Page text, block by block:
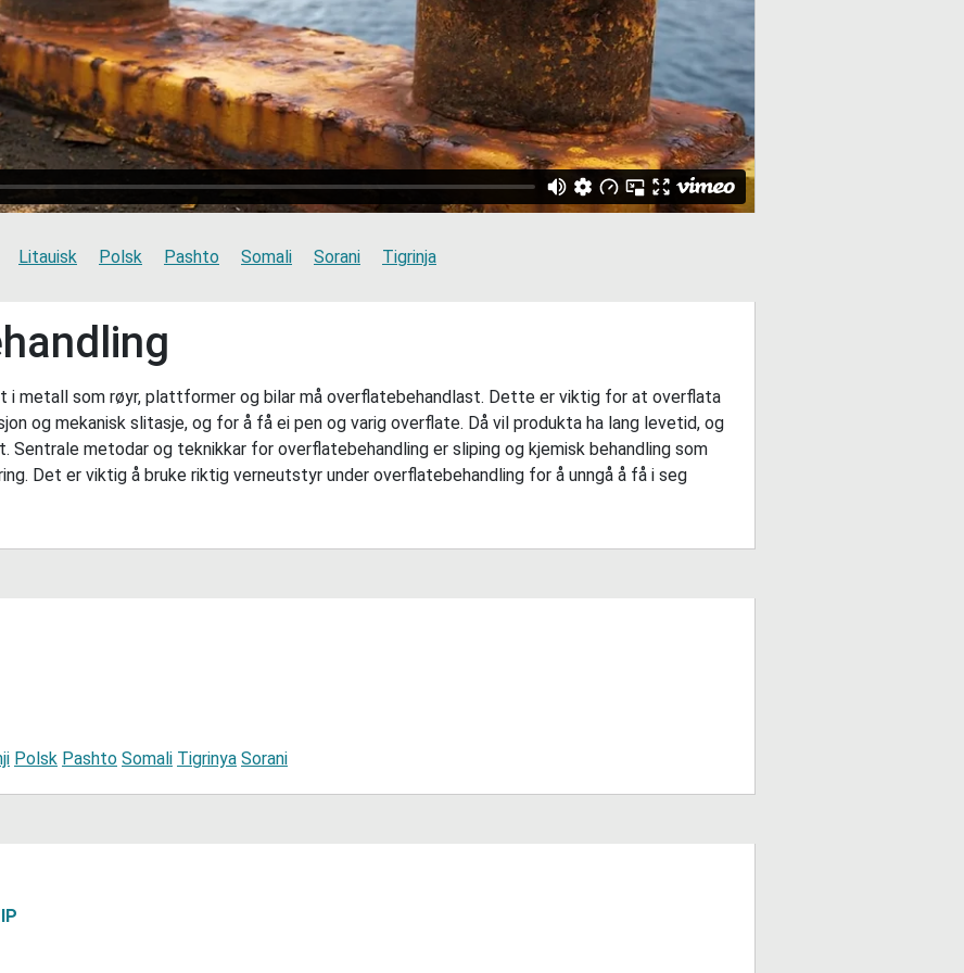
Litauisk Polsk Pashto Somali Sorani Tigrinja
i metall som røyr, plattformer og bilar må overflatebehandlast. Dette er viktig for at overflata
og mekanisk slitasje, og for å få ei pen og varig overflate. Då vil produkta ha lang levetid, og
Sentrale metodar og teknikkar for overflatebehandling er sliping og kjemisk behandling som
Det er viktig å bruke riktig verneutstyr under overflatebehandling for å unngå å få i seg
Polsk Pashto Somali Tigrinya Sorani